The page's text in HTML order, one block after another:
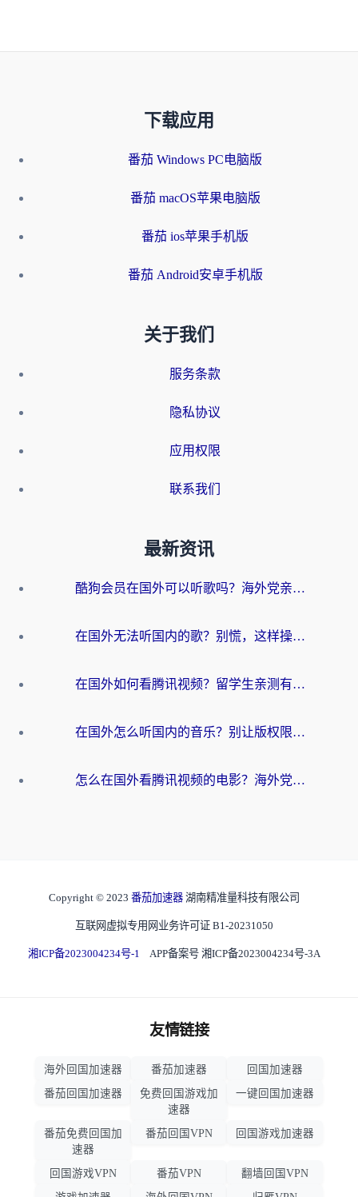
下载应用
番茄 Windows PC电脑版
番茄 macOS苹果电脑版
番茄 ios苹果手机版
番茄 Android安卓手机版
关于我们
服务条款
隐私协议
应用权限
联系我们
最新资讯
酷狗会员在国外可以听歌吗？海外党亲测有效：3步解决音乐权限难题
在国外无法听国内的歌？别慌，这样操作就能畅听QQ音乐（附亲测加速器推荐）
在国外如何看腾讯视频？留学生亲测有效的回国加速方案
在国外怎么听国内的音乐？别让版权限制断了你的华语歌单
怎么在国外看腾讯视频的电影？海外党亲测有效的回国加速指南
Copyright © 2023 番茄加速器 湖南精准量科技有限公司
互联网虚拟专用网业务许可证 B1-20231050
湘ICP备2023004234号-1 APP备案号 湘ICP备2023004234号-3A
友情链接
海外回国加速器 番茄加速器
回国加速器
番茄回国加速器
免费回国游戏加
速器
一键回国加速器
番茄免费回国加
速器
番茄回国VPN 回国游戏加速器
回国游戏VPN 番茄VPN
翻墙回国VPN